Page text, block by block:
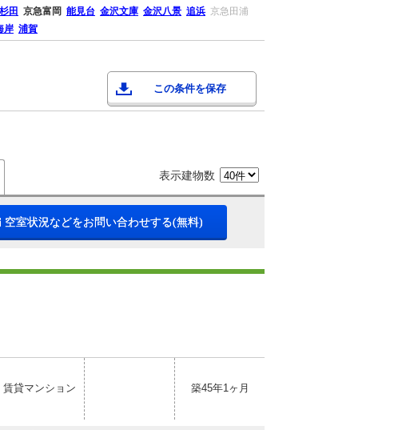
杉田 京急富岡 能見台 金沢文庫 金沢八景 追浜 京急田浦
岸 浦賀
この条件を保存
表示建物数
空室状況などをお問い合わせする(無料)
賃貸マンション 築45年1ヶ月